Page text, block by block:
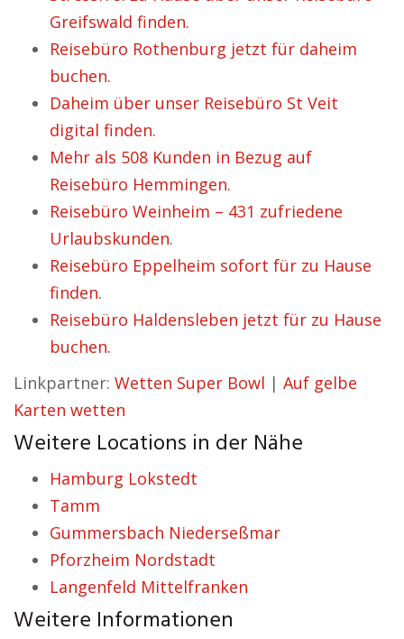
Greifswald finden.
Reisebüro Rothenburg jetzt für daheim
buchen.
Daheim über unser Reisebüro St Veit
digital finden.
Mehr als 508 Kunden in Bezug auf
Reisebüro Hemmingen.
Reisebüro Weinheim – 431 zufriedene
Urlaubskunden.
Reisebüro Eppelheim sofort für zu Hause
finden.
Reisebüro Haldensleben jetzt für zu Hause
buchen.
Linkpartner: Wetten Super Bowl | Auf gelbe
Karten wetten
Weitere Locations in der Nähe
Hamburg Lokstedt
Tamm
Gummersbach Niederseßmar
Pforzheim Nordstadt
Langenfeld Mittelfranken
Weitere Informationen